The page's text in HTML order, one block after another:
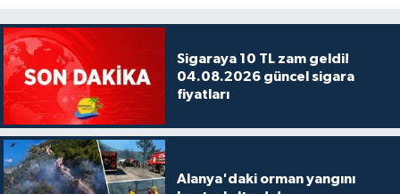
Sigaraya 10 TL zam geldi!
04.08.2026 güncel sigara
fiyatları
Alanya'daki orman yangını